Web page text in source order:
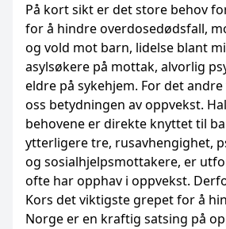
På kort sikt er det store behov
for å hindre overdosedødsfall,
og vold mot barn, lidelse blant
asylsøkere på mottak, alvorlig
eldre på sykehjem. For det
oss betydningen av oppvekst.
behovene er direkte knyttet til
ytterligere tre, rusavhengighet,
og sosialhjelpsmottakere, er
ofte har opphav i oppvekst.
Kors det viktigste grepet for å
Norge er en kraftig satsing på